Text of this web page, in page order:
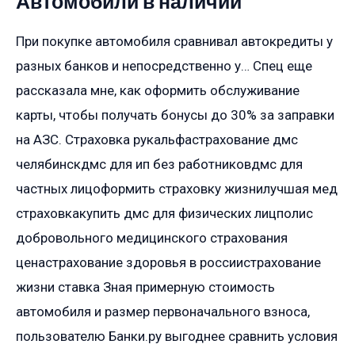
При покупке автомобиля сравнивал автокредиты у
разных банков и непосредственно у… Спец еще
рассказала мне, как оформить обслуживание
карты, чтобы получать бонусы до 30% за заправки
на АЗС. Страховка рукальфастрахование дмс
челябинскдмс для ип без работниковдмс для
частных лицоформить страховку жизнилучшая мед
страховкакупить дмс для физических лицполис
добровольного медицинского страхования
ценастрахование здоровья в россиистрахование
жизни ставка Зная примерную стоимость
автомобиля и размер первоначального взноса,
пользователю Банки.ру выгоднее сравнить условия